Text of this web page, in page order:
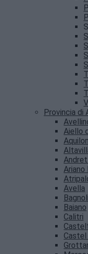
Provincia di
Aiello
Ariano
Avella
Baiano
Calitri
Castel